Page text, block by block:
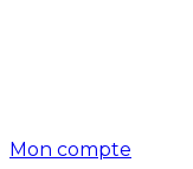
Mon compte